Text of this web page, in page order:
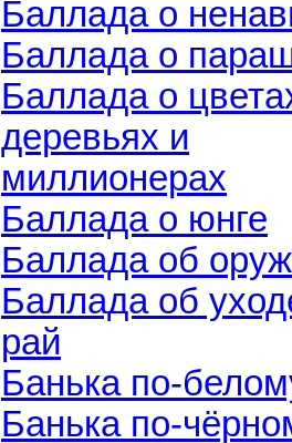
Баллада о
Баллада о
Баллада о
деревьях и
миллионерах
Баллада о юнге
Баллада об
Баллада об
рай
Банька по-
Банька по-